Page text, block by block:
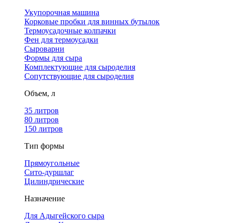
Укупорочная машина
Корковые пробки для винных бутылок
Термоусадочные колпачки
Фен для термоусадки
Сыроварни
Формы для сыра
Комплектующие для сыроделия
Сопутствующие для сыроделия
Объем, л
35 литров
80 литров
150 литров
Тип формы
Прямоугольные
Сито-дуршлаг
Цилиндрические
Назначение
Для Адыгейского сыра